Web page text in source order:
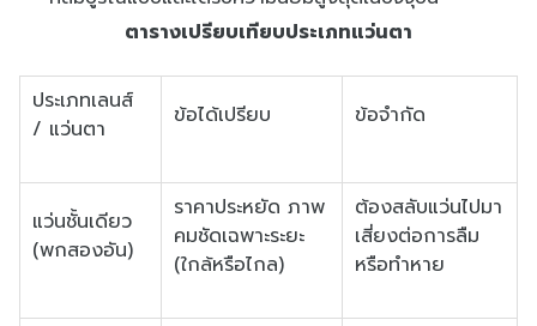
ตารางเปรียบเทียบประเภทแว่นตา
ประเภทเลนส์
/ แว่นตา
ข้อได้เปรียบ ข้อจำกัด
แว่นชั้นเดียว
(พกสองอัน)
ราคาประหยัด ภาพ
คมชัดเฉพาะระยะ
(ใกล้หรือไกล)
ต้องสลับแว่นไปมา
เสี่ยงต่อการลืม
หรือทำหาย